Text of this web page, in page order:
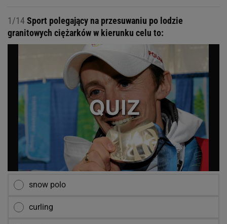
1/14Sport polegający na przesuwaniu po lodzie
granitowych ciężarków w kierunku celu to:
snow polo
curling